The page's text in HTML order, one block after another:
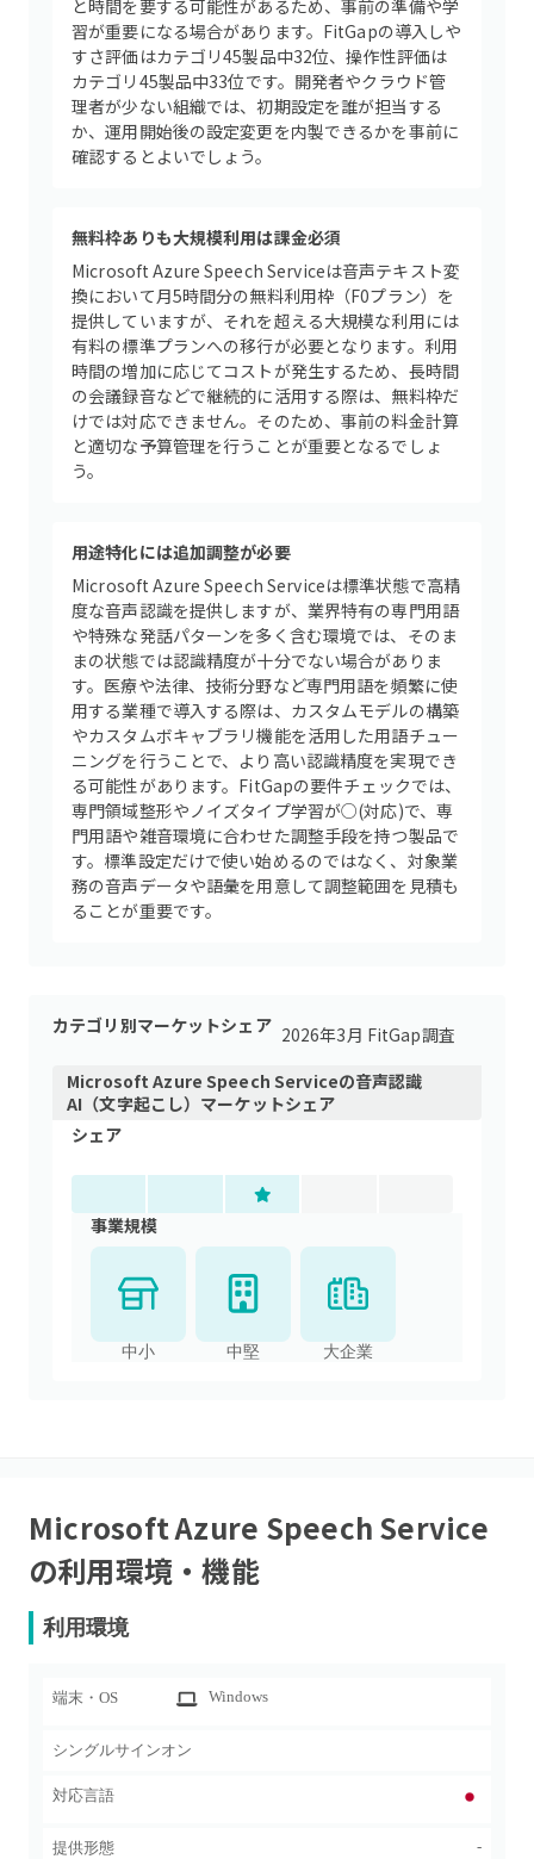
と時間を要する可能性があるため、事前の準備や学
習が重要になる場合があります。FitGapの導入しや
すさ評価はカテゴリ45製品中32位、操作性評価は
カテゴリ45製品中33位です。開発者やクラウド管
理者が少ない組織では、初期設定を誰が担当する
か、運用開始後の設定変更を内製できるかを事前に
確認するとよいでしょう。
無料枠ありも大規模利用は課金必須
Microsoft Azure Speech Serviceは音声テキスト変
換において月5時間分の無料利用枠（F0プラン）を
提供していますが、それを超える大規模な利用には
有料の標準プランへの移行が必要となります。利用
時間の増加に応じてコストが発生するため、長時間
の会議録音などで継続的に活用する際は、無料枠だ
けでは対応できません。そのため、事前の料金計算
と適切な予算管理を行うことが重要となるでしょ
う。
用途特化には追加調整が必要
Microsoft Azure Speech Serviceは標準状態で高精
度な音声認識を提供しますが、業界特有の専門用語
や特殊な発話パターンを多く含む環境では、そのま
まの状態では認識精度が十分でない場合がありま
す。医療や法律、技術分野など専門用語を頻繁に使
用する業種で導入する際は、カスタムモデルの構築
やカスタムボキャブラリ機能を活用した用語チュー
ニングを行うことで、より高い認識精度を実現でき
る可能性があります。FitGapの要件チェックでは、
専門領域整形やノイズタイプ学習が○(対応)で、専
門用語や雑音環境に合わせた調整手段を持つ製品で
す。標準設定だけで使い始めるのではなく、対象業
務の音声データや語彙を用意して調整範囲を見積も
ることが重要です。
カテゴリ別マーケットシェア 2026年3月 FitGap調査
Microsoft Azure Speech Serviceの音声認識
AI（文字起こし） マーケットシェア
シェア
事業規模
中小 中堅 大企業
Microsoft Azure Speech Service
の利用環境・機能
利用環境
端末・OS Windows
シングルサインオン
対応言語
提供形態 -